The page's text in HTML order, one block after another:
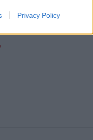
Privacy Policy